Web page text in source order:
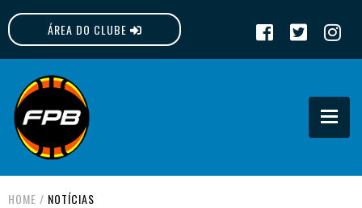
ÁREA DO CLUBE
FPB
HOME / NOTÍCIAS